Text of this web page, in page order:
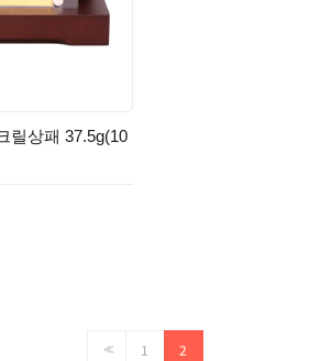
릴상패 37.5g(10
<< 1 2